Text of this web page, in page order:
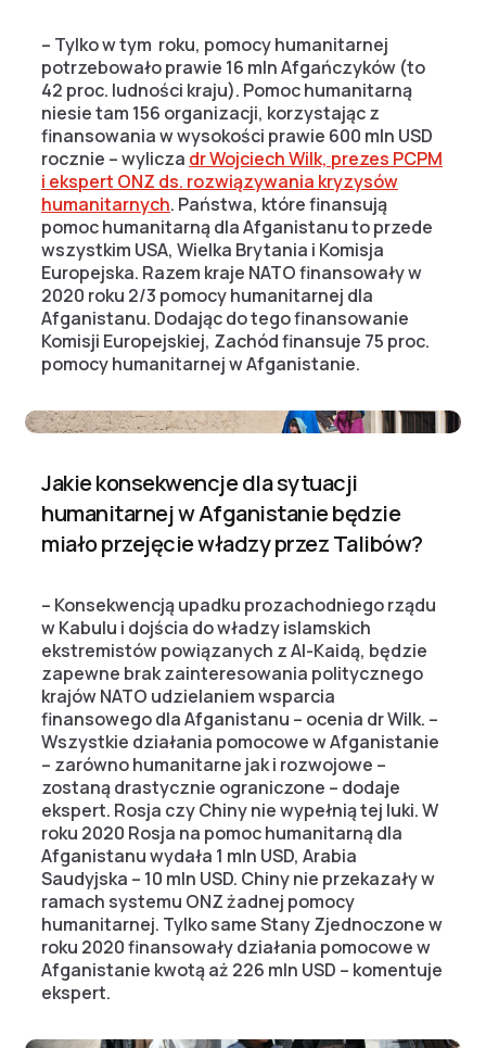
– Tylko w tym roku, pomocy humanitarnej
potrzebowało prawie 16 mln Afgańczyków (to
42 proc. ludności kraju). Pomoc humanitarną
niesie tam 156 organizacji, korzystając z
finansowania w wysokości prawie 600 mln USD
rocznie – wylicza dr Wojciech Wilk, prezes PCPM
i ekspert ONZ ds. rozwiązywania kryzysów
humanitarnych. Państwa, które finansują
pomoc humanitarną dla Afganistanu to przede
wszystkim USA, Wielka Brytania i Komisja
Europejska. Razem kraje NATO finansowały w
2020 roku 2/3 pomocy humanitarnej dla
Afganistanu. Dodając do tego finansowanie
Komisji Europejskiej, Zachód finansuje 75 proc.
pomocy humanitarnej w Afganistanie.
Jakie konsekwencje dla sytuacji
humanitarnej w Afganistanie będzie
miało przejęcie władzy przez Talibów?
– Konsekwencją upadku prozachodniego rządu
w Kabulu i dojścia do władzy islamskich
ekstremistów powiązanych z Al-Kaidą, będzie
zapewne brak zainteresowania politycznego
krajów NATO udzielaniem wsparcia
finansowego dla Afganistanu – ocenia dr Wilk. –
Wszystkie działania pomocowe w Afganistanie
– zarówno humanitarne jak i rozwojowe –
zostaną drastycznie ograniczone – dodaje
ekspert. Rosja czy Chiny nie wypełnią tej luki. W
roku 2020 Rosja na pomoc humanitarną dla
Afganistanu wydała 1 mln USD, Arabia
Saudyjska – 10 mln USD. Chiny nie przekazały w
ramach systemu ONZ żadnej pomocy
humanitarnej. Tylko same Stany Zjednoczone w
roku 2020 finansowały działania pomocowe w
Afganistanie kwotą aż 226 mln USD – komentuje
ekspert.